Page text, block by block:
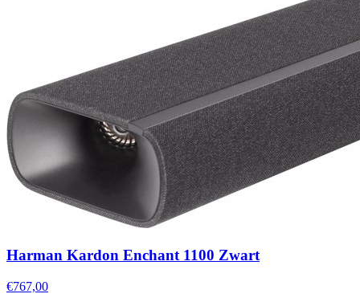
Harman Kardon Enchant 1100 Zwart
€767,00